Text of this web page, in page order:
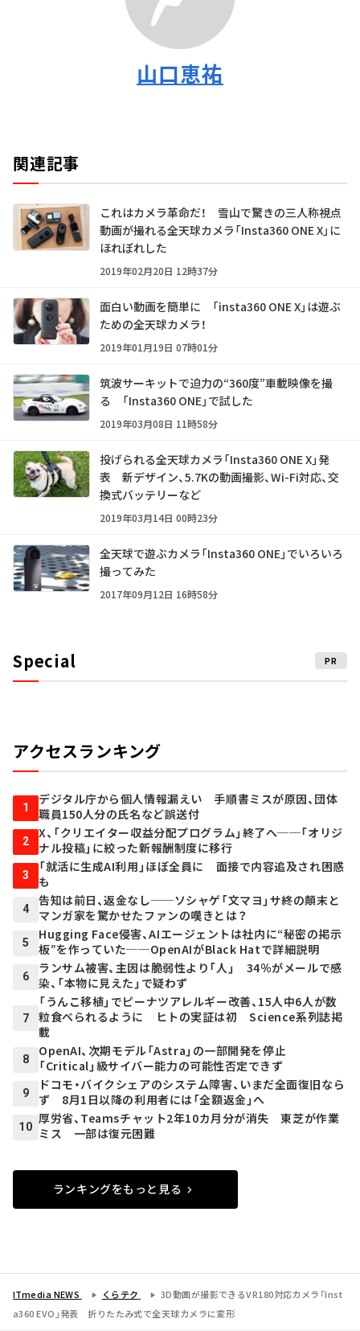
山口恵祐
関連記事
これはカメラ革命だ！ 雪山で驚きの三人称視点
動画が撮れる全天球カメラ「Insta360 ONE X」に
ほれぼれした
2019年02月20日 12時37分
面白い動画を簡単に 「insta360 ONE X」は遊ぶ
ための全天球カメラ！
2019年01月19日 07時01分
筑波サーキットで迫力の“360度”車載映像を撮
る 「Insta360 ONE」で試した
2019年03月08日 11時58分
投げられる全天球カメラ「Insta360 ONE X」発
表 新デザイン、5.7Kの動画撮影、Wi-Fi対応、交
換式バッテリーなど
2019年03月14日 00時23分
全天球で遊ぶカメラ「Insta360 ONE」でいろいろ
撮ってみた
2017年09月12日 16時58分
Special PR
アクセスランキング
1
デジタル庁から個人情報漏えい 手順書ミスが原因、団体
職員150人分の氏名など誤送付
2
X、「クリエイター収益分配プログラム」終了へ──「オリジ
ナル投稿」に絞った新報酬制度に移行
3
「就活に生成AI利用」ほぼ全員に 面接で内容追及され困惑
も
4
告知は前日、返金なし──ソシャゲ「文マヨ」サ終の顛末と
マンガ家を驚かせたファンの嘆きとは？
5
Hugging Face侵害、AIエージェントは社内に“秘密の掲示
板”を作っていた──OpenAIがBlack Hatで詳細説明
6
ランサム被害、主因は脆弱性より「人」 34％がメールで感
染、「本物に見えた」で疑わず
7
「うんこ移植」でピーナツアレルギー改善、15人中6人が数
粒食べられるように ヒトの実証は初 Science系列誌掲
載
8
OpenAI、次期モデル「Astra」の一部開発を停止
「Critical」級サイバー能力の可能性否定できず
9
ドコモ・バイクシェアのシステム障害、いまだ全面復旧なら
ず 8月1日以降の利用者には「全額返金」へ
10
厚労省、Teamsチャット2年10カ月分が消失 東芝が作業
ミス 一部は復元困難
ランキングをもっと見る
ITmedia NEWS くらテク
3D動画が撮影できるVR180対応カメラ「Inst
a360 EVO」発表 折りたたみ式で全天球カメラに変形